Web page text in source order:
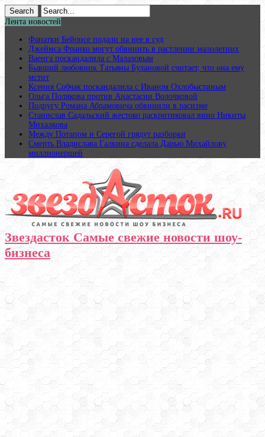
Лента новостей
Фанатки Бейонсе подали на нее в суд
Джеймса Франко могут обвинить в растлении малолетних
Ваенга поскандалила с Малаховым
Бывший любовник Татьяны Булановой считает, что она ему
мстит
Ксения Собчак поскандалила с Иваном Охлобыстиным
Ольга Полякова против Анастасии Волочковой
Подругу Романа Абрамовича обвинили в расизме
Станислав Садальский жестоко раскритиковал вино Никиты
Михалкова
Между Потапом и Серегой грядут разборки
Смерть Владислава Галкина сделала Дарью Михайлову
миллионершей
Звездасток Самые свежие новости шоу-
бизнеса